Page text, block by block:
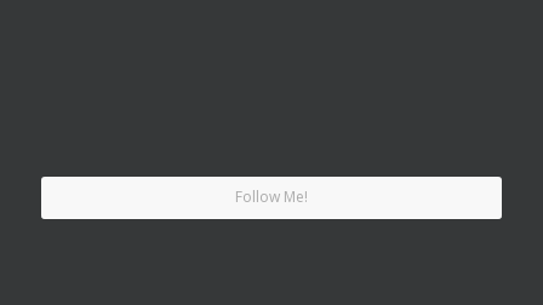
Follow Me!